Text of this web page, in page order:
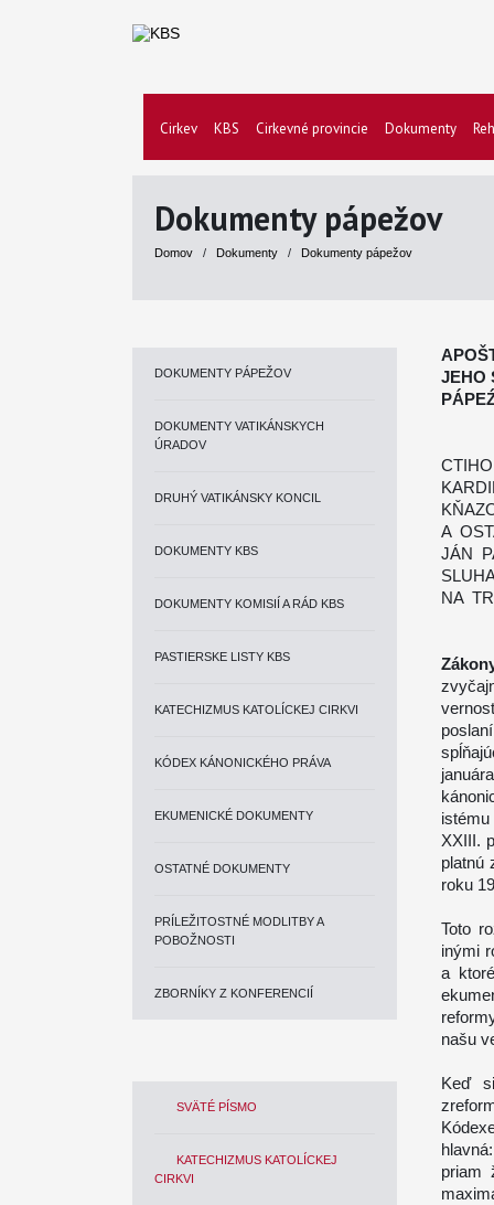
Cirkev KBS Cirkevné provincie Dokumenty
Dokumenty pápežov
Domov / Dokumenty / Dokumenty pápežov
DOKUMENTY PÁPEŽOV
DOKUMENTY VATIKÁNSKYCH
ÚRADOV
DRUHÝ VATIKÁNSKY KONCIL
DOKUMENTY KBS
DOKUMENTY KOMISIÍ A RÁD KBS
PASTIERSKE LISTY KBS
KATECHIZMUS KATOLÍCKEJ CIRKVI
KÓDEX KÁNONICKÉHO PRÁVA
EKUMENICKÉ DOKUMENTY
OSTATNÉ DOKUMENTY
PRÍLEŽITOSTNÉ MODLITBY A
POBOŽNOSTI
ZBORNÍKY Z KONFERENCIÍ
SVÄTÉ PÍSMO
KATECHIZMUS KATOLÍCKEJ
CIRKVI
JEHO
A
JÁN
NA
XXIII.
platnú
roku
Toto
inými
a
našu
Keď
priam